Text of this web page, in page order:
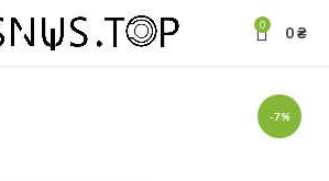
0 0₴
-7%